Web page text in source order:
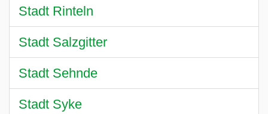
Stadt Rinteln
Stadt Salzgitter
Stadt Sehnde
Stadt Syke